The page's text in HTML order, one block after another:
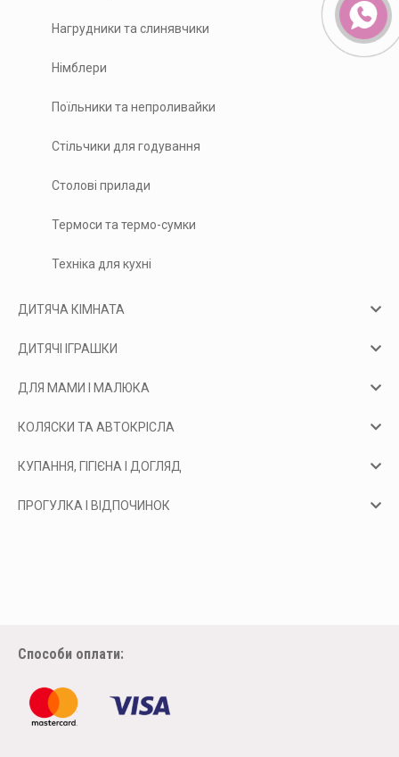
Нагрудники та слинявчики
Німблери
Поїльники та непроливайки
Стільчики для годування
Столові прилади
Термоси та термо-сумки
Техніка для кухні
ДИТЯЧА КІМНАТА
ДИТЯЧІ ІГРАШКИ
ДЛЯ МАМИ І МАЛЮКА
КОЛЯСКИ ТА АВТОКРІСЛА
КУПАННЯ, ГІГІЄНА І ДОГЛЯД
ПРОГУЛКА І ВІДПОЧИНОК
Способи оплати: